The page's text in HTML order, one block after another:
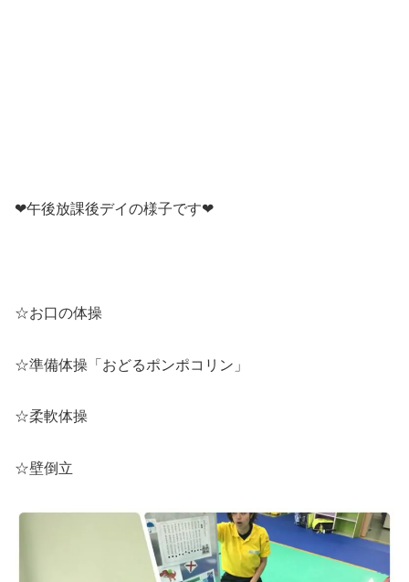
❤午後放課後デイの様子です❤
☆お口の体操
☆準備体操「おどるポンポコリン」
☆柔軟体操
☆壁倒立